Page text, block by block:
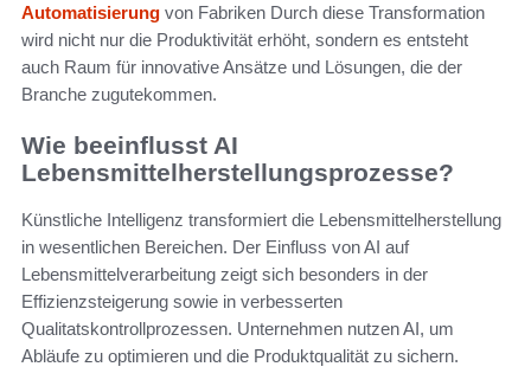
Automatisierung von Fabriken Durch diese Transformation
wird nicht nur die Produktivität erhöht, sondern es entsteht
auch Raum für innovative Ansätze und Lösungen, die der
Branche zugutekommen.
Wie beeinflusst AI
Lebensmittelherstellungsprozesse?
Künstliche Intelligenz transformiert die Lebensmittelherstellung
in wesentlichen Bereichen. Der Einfluss von AI auf
Lebensmittelverarbeitung zeigt sich besonders in der
Effizienzsteigerung sowie in verbesserten
Qualitatskontrollprozessen. Unternehmen nutzen AI, um
Abläufe zu optimieren und die Produktqualität zu sichern.